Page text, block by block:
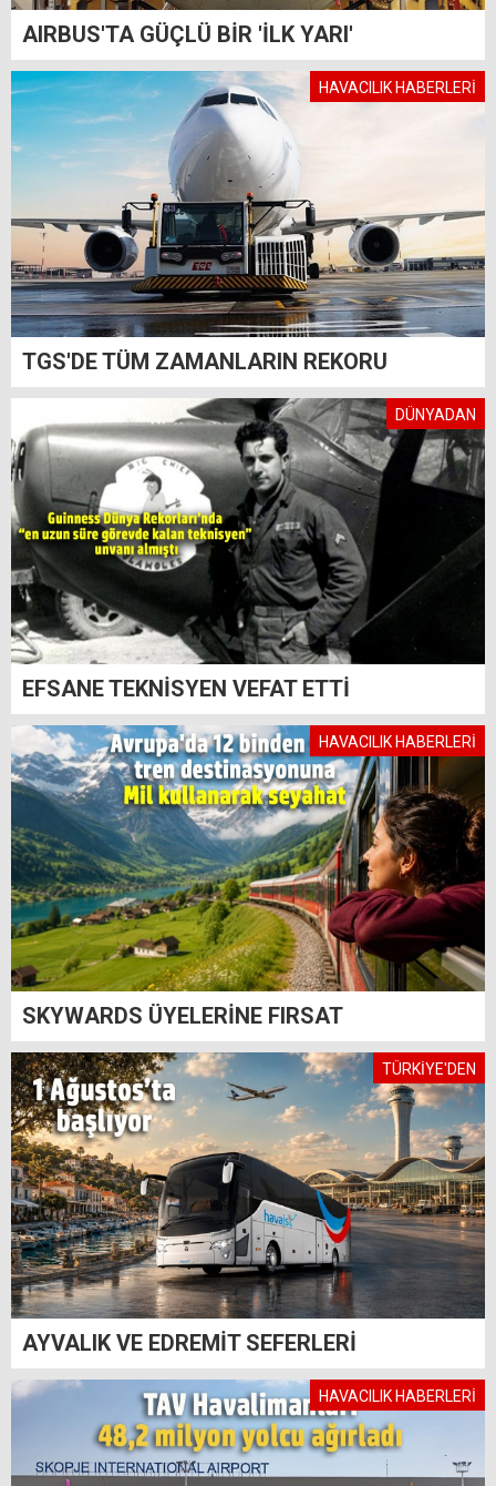
AIRBUS'TA GÜÇLÜ BİR 'İLK YARI'
HAVACILIK HABERLERİ
TGS'DE TÜM ZAMANLARIN REKORU
DÜNYADAN
EFSANE TEKNİSYEN VEFAT ETTİ
HAVACILIK HABERLERİ
SKYWARDS ÜYELERİNE FIRSAT
TÜRKİYE'DEN
AYVALIK VE EDREMİT SEFERLERİ
HAVACILIK HABERLERİ